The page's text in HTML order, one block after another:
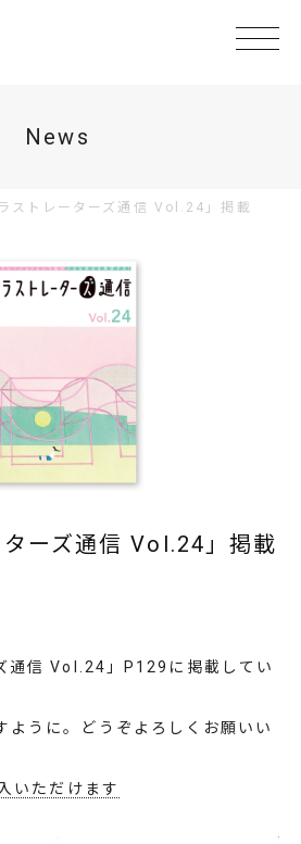
News
ラストレーターズ通信 Vol.24」掲載
ターズ通信 Vol.24」掲載
通信 Vol.24」P129に掲載してい
ように。どうぞよろしくお願いい
いただけます